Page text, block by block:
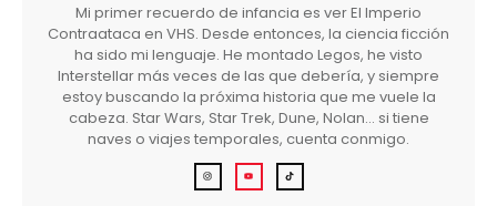
Mi primer recuerdo de infancia es ver El Imperio
Contraataca en VHS. Desde entonces, la ciencia ficción
ha sido mi lenguaje. He montado Legos, he visto
Interstellar más veces de las que debería, y siempre
estoy buscando la próxima historia que me vuele la
cabeza. Star Wars, Star Trek, Dune, Nolan… si tiene
naves o viajes temporales, cuenta conmigo.